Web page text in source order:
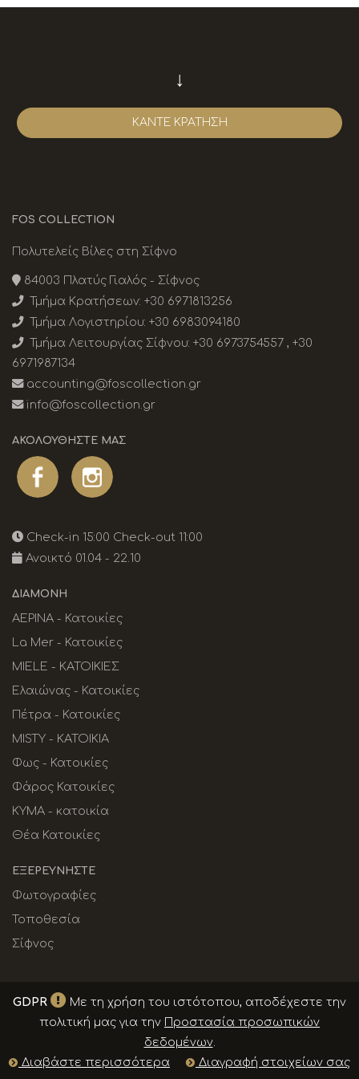
KYMA - κατοικία
Θέα Κατοικίες
↓
ΚΆΝΤΕ ΚΡΆΤΗΣΗ
FOS COLLECTION
Πολυτελείς Βίλες στη Σίφνο
84003 Πλατύς Γιαλός - Σίφνος
Τμήμα Κρατήσεων: +30 6971813256
Τμήμα Λογιστηρίου: +30 6983094180
Τμήμα Λειτουργίας Σίφνου: +30 6973754557 , +30
6971987134
accounting@foscollection.gr
info@foscollection.gr
ΑΚΟΛΟΥΘΉΣΤΕ ΜΑΣ
Check-in 15:00 Check-out 11:00
Ανοικτό 01.04 - 22.10
ΔΙΑΜΟΝΉ
ΑΕΡΙΝΑ - Κατοικίες
La Mer - Κατοικίες
MIELE - ΚΑΤΟΙΚΙΕΣ
Ελαιώνας - Κατοικίες
Πέτρα - Κατοικίες
MISTY - ΚΑΤΟΙΚΙΑ
Φως - Κατοικίες
Φάρος Κατοικίες
KYMA - κατοικία
Θέα Κατοικίες
ΕΞΕΡΕΥΝΉΣΤΕ
Φωτογραφίες
Τοποθεσία
Σίφνος
GDPR
Με τη χρήση του ιστότοπου, αποδέχεστε την
πολιτική μας για την Προστασία προσωπικών
δεδομένων.
Διαβάστε περισσότερα
Διαγραφή στοιχείων σας